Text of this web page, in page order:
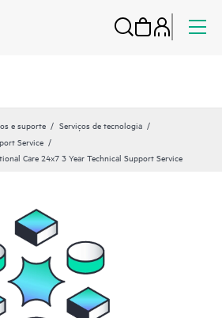
e suporte
Serviços de tecnologia
Service
Care 24x7 3 Year Technical Support Service